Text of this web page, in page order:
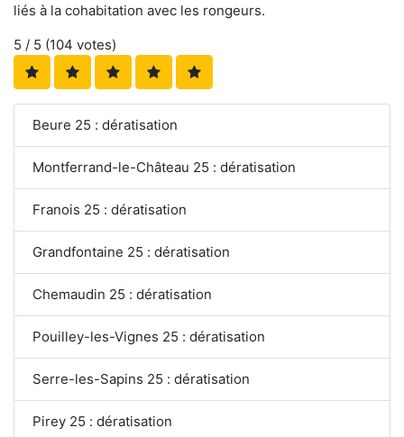
liés à la cohabitation avec les rongeurs.
5 / 5 (104 votes)
Beure 25 : dératisation
Montferrand-le-Château 25 : dératisation
Franois 25 : dératisation
Grandfontaine 25 : dératisation
Chemaudin 25 : dératisation
Pouilley-les-Vignes 25 : dératisation
Serre-les-Sapins 25 : dératisation
Pirey 25 : dératisation